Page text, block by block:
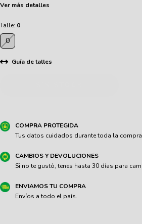
Ver más detalles
Talle: 0
0
Guía de talles
COMPRA PROTEGIDA
Tus datos cuidados durante toda la
CAMBIOS Y DEVOLUCIONES
Si no te gustó, tenes hasta 30 días para
ENVIAMOS TU COMPRA
Envíos a todo el país.